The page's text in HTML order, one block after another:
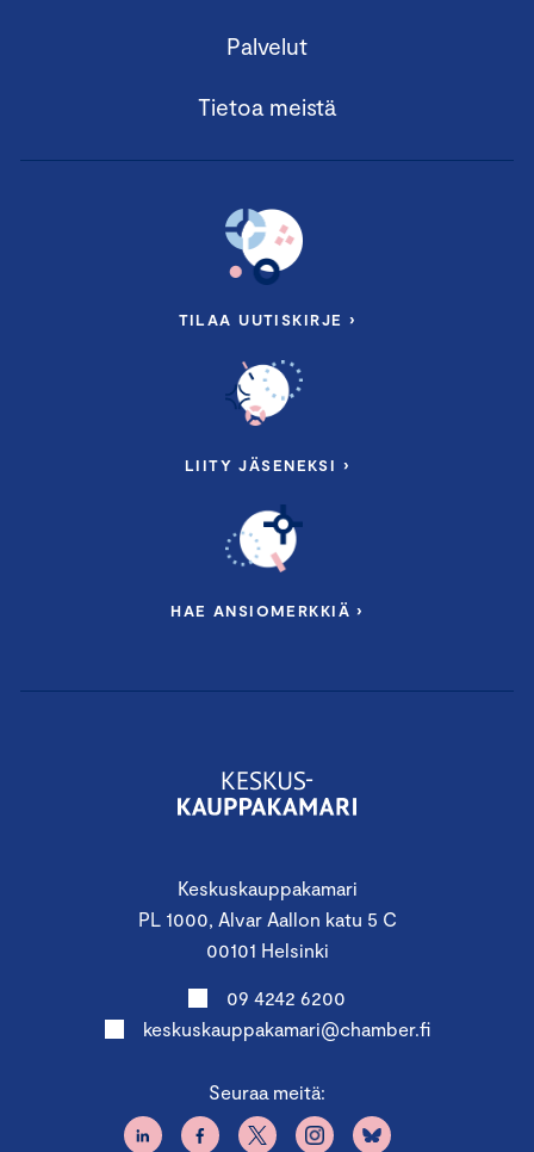
Keskuskauppakamari
PL 1000, Alvar Aallon katu 5 C
00101 Helsinki
09 4242 6200
keskuskauppakamari@chamber.fi
Seuraa meitä:
Palvelut
Tietoa meistä
TILAA UUTISKIRJE ›
LIITY JÄSENEKSI ›
HAE ANSIOMERKKIÄ ›